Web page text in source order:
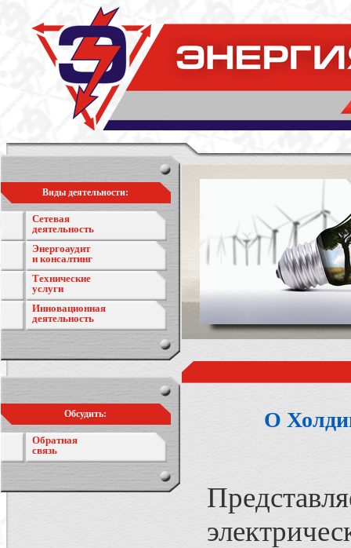
Виды деятельности:
Сетевая
деятельность
Энергоаудит
и консалтинг
Технические
услуги
Инновационная
деятельность
Обсудить:
Обратная
связь
О